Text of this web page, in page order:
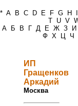
* A B C D E F G H
T U V
А
Б В Г Д Е Ж З И
Ф Х Ц Ч
ИП
Гращенков
Аркадий
Москва